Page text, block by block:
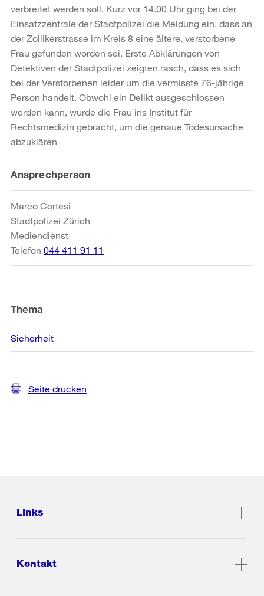
verbreitet werden soll. Kurz vor 14.00 Uhr ging bei der
Einsatzzentrale der Stadtpolizei die Meldung ein, dass an
der Zollikerstrasse im Kreis 8 eine ältere, verstorbene
Frau gefunden worden sei. Erste Abklärungen von
Detektiven der Stadtpolizei zeigten rasch, dass es sich
bei der Verstorbenen leider um die vermisste 76-jährige
Person handelt. Obwohl ein Delikt ausgeschlossen
werden kann, wurde die Frau ins Institut für
Rechtsmedizin gebracht, um die genaue Todesursache
abzuklären
Weitere
Informationen
Ansprechperson
Marco Cortesi
Stadtpolizei Zürich
Mediendienst
Telefon 044 411 91 11
Thema
Sicherheit
Seite drucken
Links
Kontakt